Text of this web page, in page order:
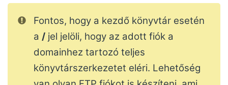
Fontos, hogy a kezdő könyvtár esetén
a / jel jelöli, hogy az adott fiók a
domainhez tartozó teljes
könyvtárszerkezetet eléri. Lehetőség